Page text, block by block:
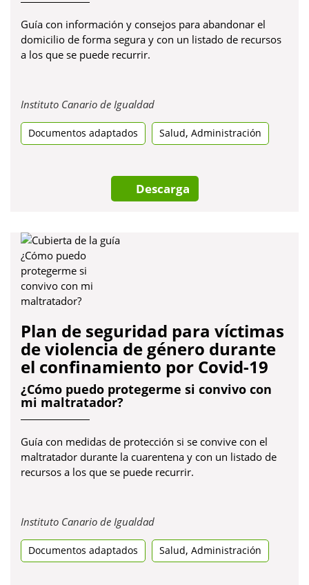
Guía con información y consejos para abandonar el
domicilio de forma segura y con un listado de recursos
a los que se puede recurrir.
Instituto Canario de IgualdadObre
una
pestanya
Documentos adaptados Salud, Administración
Descarga
Plan de seguridad para víctimas
de violencia de género durante
el confinamiento por Covid-19
¿Cómo puedo protegerme si convivo con
mi maltratador?
Guía con medidas de protección si se convive con el
maltratador durante la cuarentena y con un listado de
recursos a los que se puede recurrir.
Instituto Canario de IgualdadObre
una
pestanya
Documentos adaptados Salud, Administración